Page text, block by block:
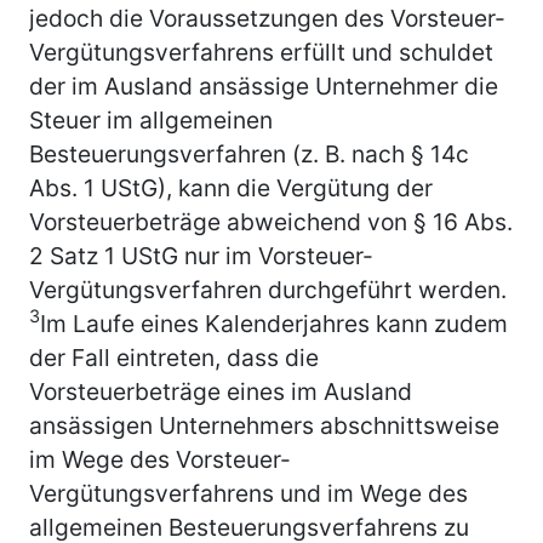
jedoch die Voraussetzungen des Vorsteuer-
Vergütungsverfahrens erfüllt und schuldet
der im Ausland ansässige Unternehmer die
Steuer im allgemeinen
Besteuerungsverfahren (z. B. nach § 14c
Abs. 1 UStG), kann die Vergütung der
Vorsteuerbeträge abweichend von § 16 Abs.
2 Satz 1 UStG nur im Vorsteuer-
Vergütungsverfahren durchgeführt werden.
3Im Laufe eines Kalenderjahres kann zudem
der Fall eintreten, dass die
Vorsteuerbeträge eines im Ausland
ansässigen Unternehmers abschnittsweise
im Wege des Vorsteuer-
Vergütungsverfahrens und im Wege des
allgemeinen Besteuerungsverfahrens zu